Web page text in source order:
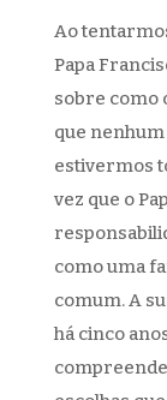
Ao
Papa
sobre como
que
estivermos
vez que o
como uma
comum. A
há cinco